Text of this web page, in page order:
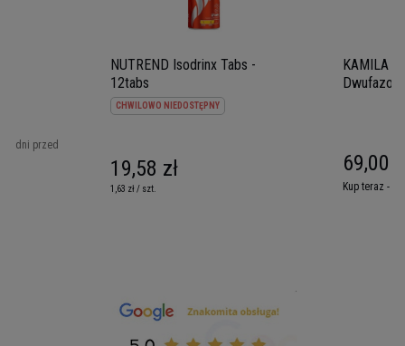
UWAGA - kopiowanie oraz rozpowszechnianie
zdjęć jest zabronione przez Muscle Power ©
autorskim i prawach pokrewnych (Dz. U. z 2006 r.
Nr 90, poz. 631 z późn. zm.)
dni przed
NUTREND Isodrinx Tabs -
12tabs
CHWILOWO NIEDOSTĘPNY
19,58 zł
1,63 zł / szt.
KAMILA
69,00
Kup teraz -